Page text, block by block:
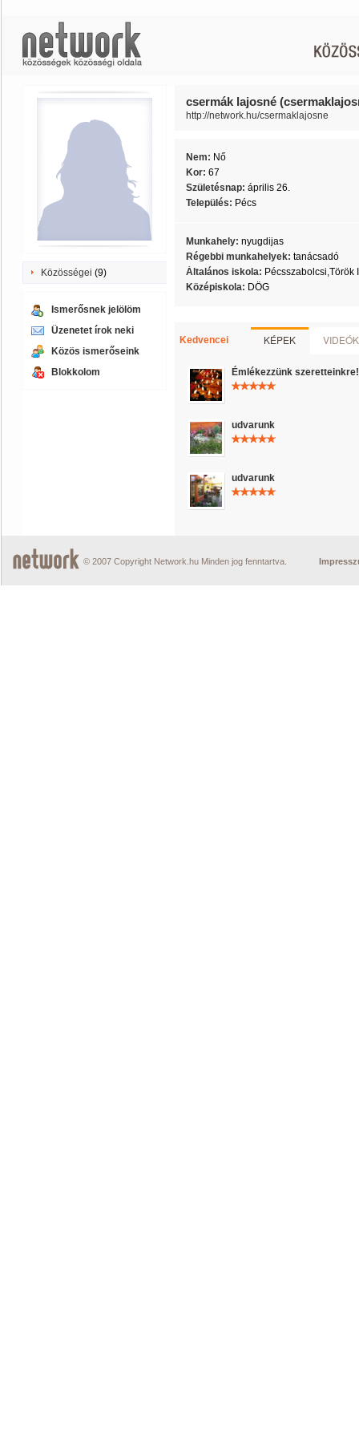
Közösségei (9)
Ismerősnek jelölöm
Üzenetet írok neki
Közös ismerőseink
Blokkolom
csermák lajosné
http://network.hu/csermaklajosne
Nem: Nő
Kor: 67
Születésnap: április 26.
Település: Pécs
Munkahely: nyugdijas
Régebbi munkahelyek: tanácsadó
Általános iskola: Pécsszabolcsi,Török
Középiskola: DÖG
Kedvencei KÉPEK VIDEÓK
Émlékezzünk szeretteinkre!
udvarunk
udvarunk
© 2007 Copyright Network.hu Minden jog fenntartva.